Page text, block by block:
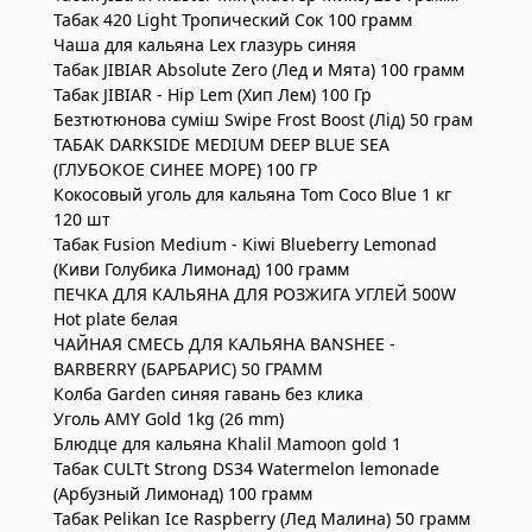
Табак 420 Light Тропический Сок 100 грамм
Чаша для кальяна Lex глазурь синяя
Табак JIBIAR Absolute Zero (Лед и Мята) 100 грамм
Табак JIBIAR - Hip Lem (Хип Лем) 100 Гр
Безтютюнова суміш Swipe Frost Boost (Лід) 50 грам
ТАБАК DARKSIDE MEDIUM DEEP BLUE SEA
(ГЛУБОКОЕ СИНЕЕ МОРЕ) 100 ГР
Кокосовый уголь для кальяна Tom Coco Blue 1 кг
120 шт
Табак Fusion Medium - Kiwi Blueberry Lemonad
(Киви Голубика Лимонад) 100 грамм
ПЕЧКА ДЛЯ КАЛЬЯНА ДЛЯ РОЗЖИГА УГЛЕЙ 500W
Hot plate белая
ЧАЙНАЯ СМЕСЬ ДЛЯ КАЛЬЯНА BANSHEE -
BARBERRY (БАРБАРИС) 50 ГРАММ
Колба Garden синяя гавань без клика
Уголь AMY Gold 1kg (26 mm)
Блюдце для кальяна Khalil Mamoon gold 1
Табак CULTt Strong DS34 Watermelon lemonade
(Арбузный Лимонад) 100 грамм
Табак Pelikan Ice Raspberry (Лед Малина) 50 грамм